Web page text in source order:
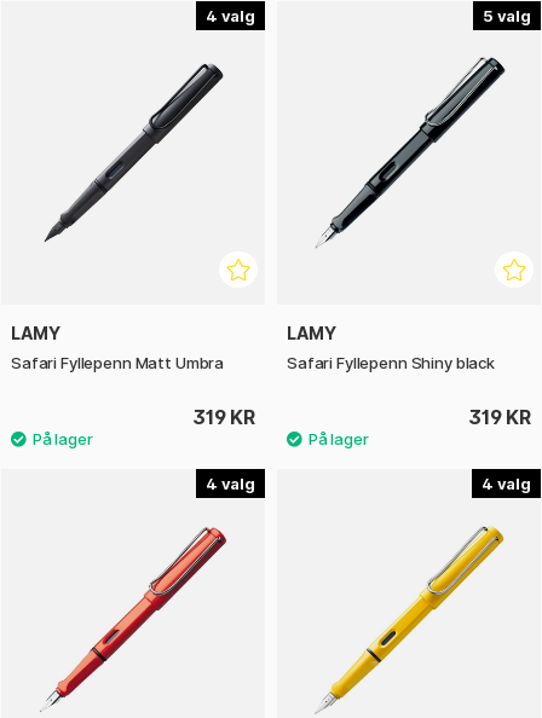
4
LAMY
Safari Fyllepenn Matt Umbra
319 KR
5
LAMY
Safari Fyllepenn Shiny black
319 KR
4 4